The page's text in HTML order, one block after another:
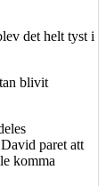
det helt tyst i
blivit
paret att
komma